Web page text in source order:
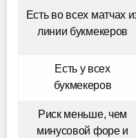
Есть во всех матчах
линии букмекеров
Есть у всех
букмекеров
Риск меньше, чем
минусовой форе и